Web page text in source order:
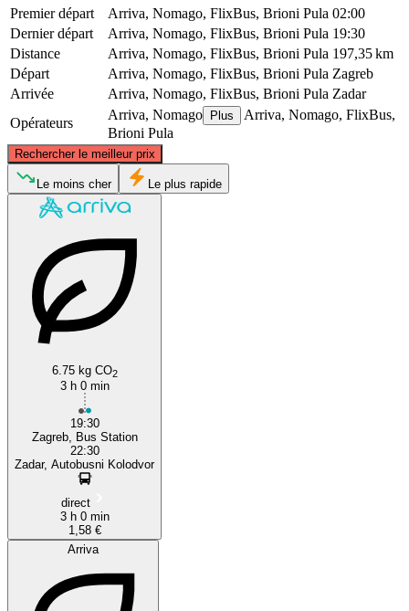
Premier départ
Arriva, Nomago, FlixBus, Brioni Pula 02:00
Dernier départ
Arriva, Nomago, FlixBus, Brioni Pula 19:30
Distance
Arriva, Nomago, FlixBus, Brioni Pula 197,35 km
Départ
Arriva, Nomago, FlixBus, Brioni Pula Zagreb
Arrivée
Arriva, Nomago, FlixBus, Brioni Pula Zadar
Opérateurs
Arriva, Nomago Plus
Arriva, Nomago, FlixBus,
Brioni Pula
Rechercher le meilleur prix
Le moins cher Le plus rapide
6.75 kg CO2
3 h 0 min
19:30
Zagreb, Bus Station
22:30
Zadar, Autobusni Kolodvor
direct
3 h 0 min
1,58 €
Arriva